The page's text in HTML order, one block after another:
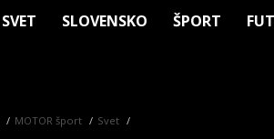
SVET SLOVENSKO ŠPORT
MOTOR šport Svet